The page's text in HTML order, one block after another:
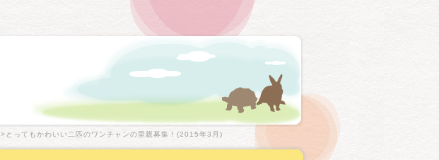
>とってもかわいい二匹のワンチャンの里親募集！(2015年3月)